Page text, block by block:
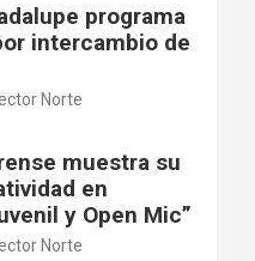
programa
intercambio de
Norte
muestra su
en
y Open Mic”
Norte